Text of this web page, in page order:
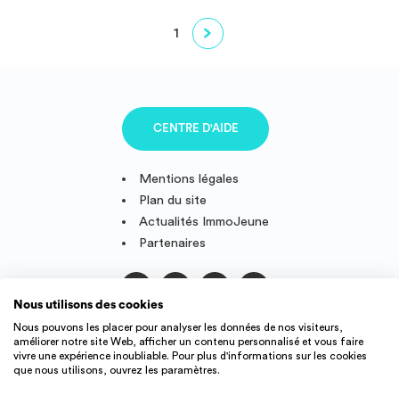
1
Mentions légales
Plan du site
Actualités ImmoJeune
Partenaires
CENTRE D'AIDE
Suivez-nous
Nous utilisons des cookies
Nous pouvons les placer pour analyser les données de nos visiteurs,
améliorer notre site Web, afficher un contenu personnalisé et vous faire
vivre une expérience inoubliable. Pour plus d'informations sur les cookies
que nous utilisons, ouvrez les paramètres.